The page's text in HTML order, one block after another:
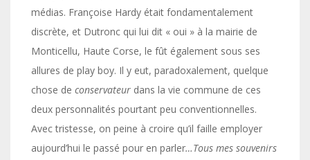
médias. Françoise Hardy était fondamentalement
discrète, et Dutronc qui lui dit « oui » à la mairie de
Monticellu, Haute Corse, le fût également sous ses
allures de play boy. Il y eut, paradoxalement, quelque
chose de conservateur dans la vie commune de ces
deux personnalités pourtant peu conventionnelles.
Avec tristesse, on peine à croire qu’il faille employer
aujourd’hui le passé pour en parler…Tous mes souvenirs